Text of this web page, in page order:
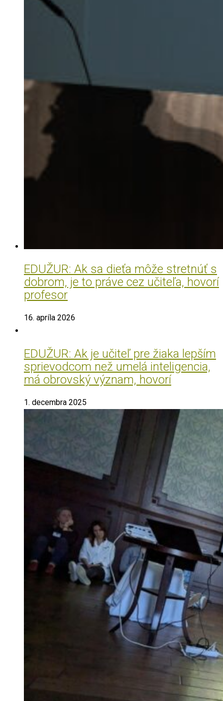
EDUŽUR: Ak sa dieťa môže stretnúť s
dobrom, je to práve cez učiteľa, hovorí
profesor
16. apríla 2026
EDUŽUR: Ak je učiteľ pre žiaka lepším
sprievodcom než umelá inteligencia,
má obrovský význam, hovorí
1. decembra 2025